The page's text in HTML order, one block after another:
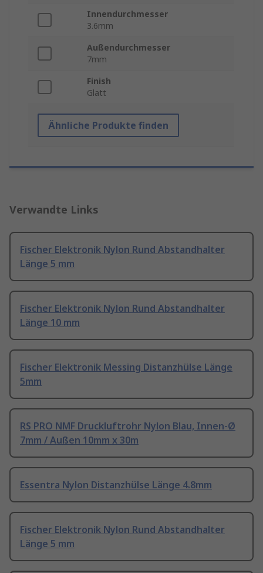
Innendurchmesser
3.6mm
Außendurchmesser
7mm
Finish
Glatt
Ähnliche Produkte finden
Verwandte Links
Fischer Elektronik Nylon Rund Abstandhalter
Länge 5 mm
Fischer Elektronik Nylon Rund Abstandhalter
Länge 10 mm
Fischer Elektronik Messing Distanzhülse Länge
5mm
RS PRO NMF Druckluftrohr Nylon Blau, Innen-Ø
7mm / Außen 10mm x 30m
Essentra Nylon Distanzhülse Länge 4.8mm
Fischer Elektronik Nylon Rund Abstandhalter
Länge 5 mm